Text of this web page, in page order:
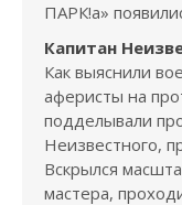
ПАРК!а»
Капитан
Как выяснили
аферисты на
подделывали
Неизвестного,
Вскрылся
мастера,